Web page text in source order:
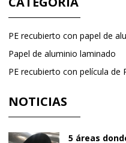
PE recubierto con papel de
Papel de aluminio laminado
PE recubierto con película de
NOTICIAS
5 áreas